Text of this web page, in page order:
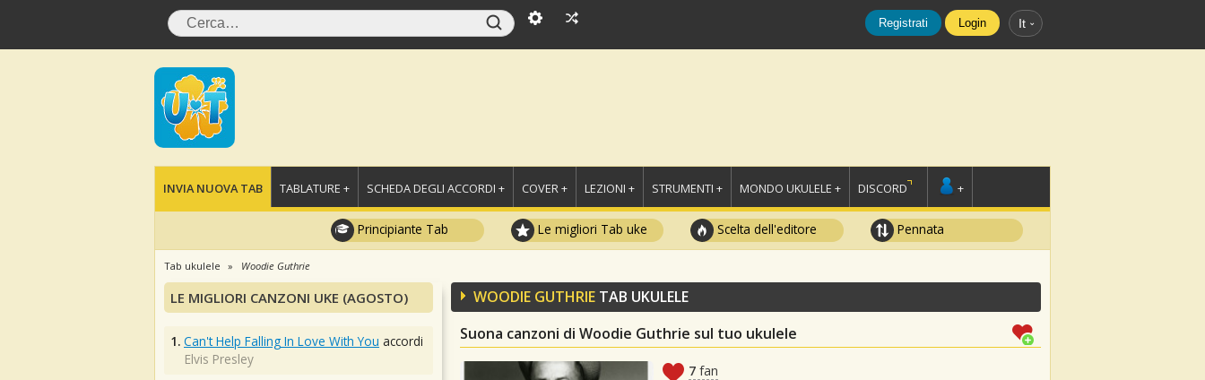
Registrati Login It
INVIA NUOVA TAB TABLATURE + SCHEDA DEGLI ACCORDI + COVER + LEZIONI + STRUMENTI + MONDO UKULELE + DISCORD +
Principiante Tab Le migliori Tab uke Scelta dell'editore Pennata
Tab ukulele Woodie Guthrie
WOODIE GUTHRIE TAB UKULELE
Suona canzoni di Woodie Guthrie sul tuo ukulele
7 fan
LE MIGLIORI CANZONI UKE (AGOSTO)
1. Can't Help Falling In Love With You accordi
Elvis Presley